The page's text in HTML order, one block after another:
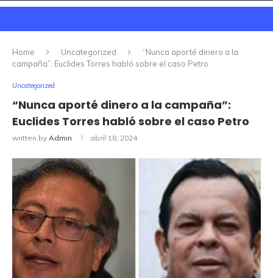
Home Uncategorized
“Nunca aporté dinero a la
campaña”: Euclides Torres habló sobre el caso Petro
Uncategorized
“Nunca aporté dinero a la campaña”:
Euclides Torres habló sobre el caso Petro
written by Admin abril 18, 2024